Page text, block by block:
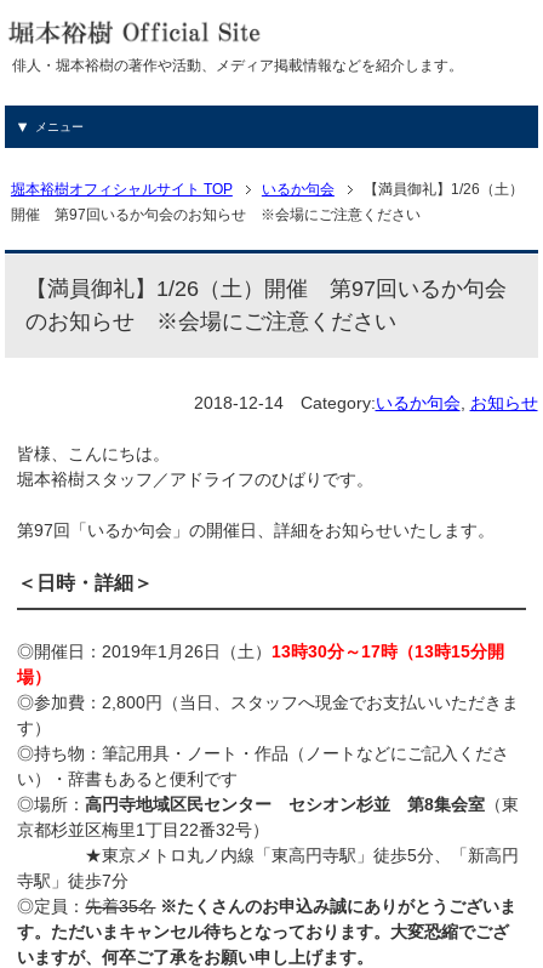
俳人・堀本裕樹の著作や活動、メディア掲載情報などを紹介します。
メニュー
堀本裕樹オフィシャルサイト TOP いるか句会
【満員御礼】1/26（土）
開催 第97回いるか句会のお知らせ ※会場にご注意ください
【満員御礼】1/26（土）開催 第97回いるか句会
のお知らせ ※会場にご注意ください
2018-12-14Category:いるか句会, お知らせ
皆様、こんにちは。
堀本裕樹スタッフ／アドライフのひばりです。
第97回「いるか句会」の開催日、詳細をお知らせいたします。
＜日時・詳細＞
◎開催日：2019年1月26日（土） 13時30分～17時（13時15分開
場）
◎参加費：2,800円（当日、スタッフへ現金でお支払いいただきま
す）
◎持ち物：筆記用具・ノート・作品（ノートなどにご記入くださ
い）・辞書もあると便利です
◎場所：高円寺地域区民センター セシオン杉並 第8集会室 （東
京都杉並区梅里1丁目22番32号）
★東京メトロ丸ノ内線「東高円寺駅」徒歩5分、「新高円
寺駅」徒歩7分
◎定員：先着35名※たくさんのお申込み誠にありがとうございま
す。ただいまキャンセル待ちとなっております。大変恐縮でござ
いますが、何卒ご了承をお願い申し上げます。